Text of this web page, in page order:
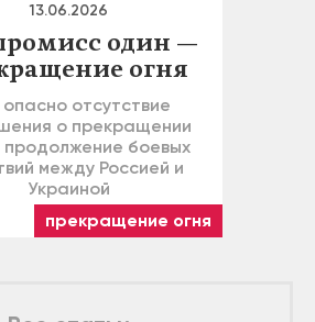
13.06.2026
один —
огня
отсутствие
о прекращении
продолжение боевых
между Россией и
Украиной
прекращение огня